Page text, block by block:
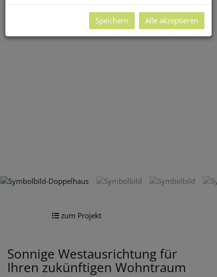
zum Projekt
Sonnige Westausrichtung für
Ihren zukünftigen Wohntraum
Speichern Alle akzeptieren